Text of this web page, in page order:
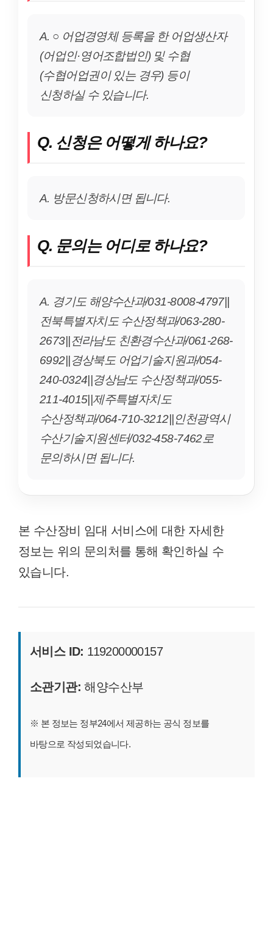
A. ○ 어업경영체 등록을 한 어업생산자
(어업인·영어조합법인) 및 수협
(수협어업권이 있는 경우) 등이
신청하실 수 있습니다.
Q. 신청은 어떻게 하나요?
A. 방문신청하시면 됩니다.
Q. 문의는 어디로 하나요?
A. 경기도 해양수산과/031-8008-4797||
전북특별자치도 수산정책과/063-280-
2673||전라남도 친환경수산과/061-268-
6992||경상북도 어업기술지원과/054-
240-0324||경상남도 수산정책과/055-
211-4015||제주특별자치도
수산정책과/064-710-3212||인천광역시
수산기술지원센터/032-458-7462로
문의하시면 됩니다.
본 수산장비 임대 서비스에 대한 자세한
정보는 위의 문의처를 통해 확인하실 수
있습니다.
서비스 ID: 119200000157
소관기관: 해양수산부
※ 본 정보는 정부24에서 제공하는 공식 정보를
바탕으로 작성되었습니다.